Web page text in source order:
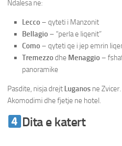
Ndalesa ne:
Lecco – qyteti i Manzonit
Bellagio – “perla e liqenit”
Como – qyteti qe i jep emrin
Tremezzodhe Menaggio –
panoramike
Pasdite, nisja drejt Luganos ne Zvicer.
Akomodimi dhe fjetje ne hotel.
Dita e katert